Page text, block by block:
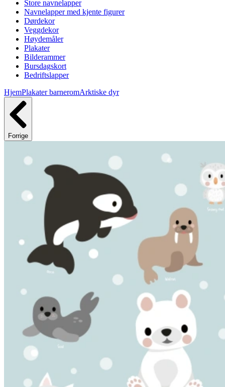
Store navnelapper
Navnelapper med kjente figurer
Dørdekor
Veggdekor
Høydemåler
Plakater
Bilderammer
Bursdagskort
Bedriftslapper
HjemPlakater barneromArktiske dyr
Forrige